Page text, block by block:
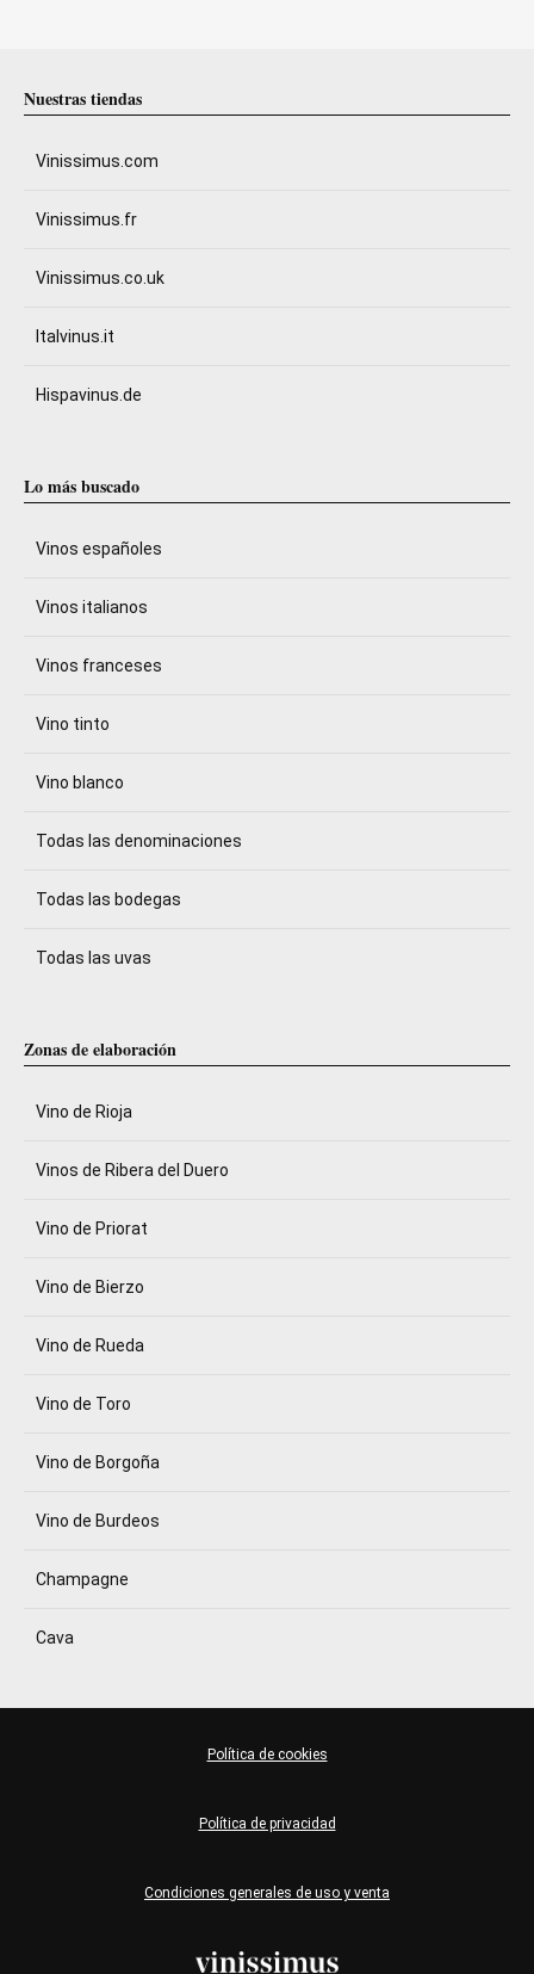
Nuestras tiendas
Vinissimus.com
Vinissimus.fr
Vinissimus.co.uk
Italvinus.it
Hispavinus.de
Lo más buscado
Vinos españoles
Vinos italianos
Vinos franceses
Vino tinto
Vino blanco
Todas las denominaciones
Todas las bodegas
Todas las uvas
Zonas de elaboración
Vino de Rioja
Vinos de Ribera del Duero
Vino de Priorat
Vino de Bierzo
Vino de Rueda
Vino de Toro
Vino de Borgoña
Vino de Burdeos
Champagne
Cava
Condiciones generales de uso y venta
Política de privacidad
Política de cookies